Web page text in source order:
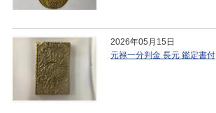
2026年05月15日
元禄一分判金 長元 鑑定書付